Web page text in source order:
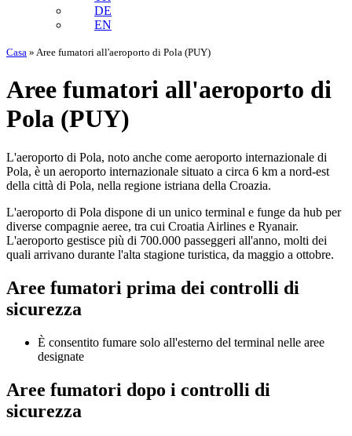
DE
EN
Casa » Aree fumatori all'aeroporto di Pola (PUY)
Aree fumatori all'aeroporto di
Pola (PUY)
L'aeroporto di Pola, noto anche come aeroporto internazionale di
Pola, è un aeroporto internazionale situato a circa 6 km a nord-est
della città di Pola, nella regione istriana della Croazia.
L'aeroporto di Pola dispone di un unico terminal e funge da hub per
diverse compagnie aeree, tra cui Croatia Airlines e Ryanair.
L'aeroporto gestisce più di 700.000 passeggeri all'anno, molti dei
quali arrivano durante l'alta stagione turistica, da maggio a ottobre.
Aree fumatori prima dei controlli di
sicurezza
È consentito fumare solo all'esterno del terminal nelle aree
designate
Aree fumatori dopo i controlli di
sicurezza